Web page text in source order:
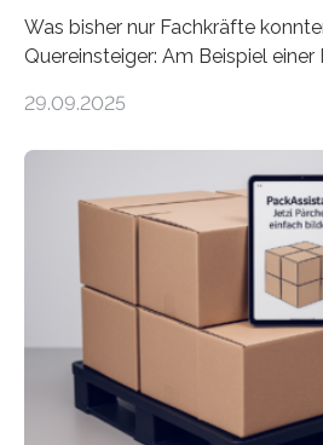
Was bisher nur Fachkräfte
Quereinsteiger: Am Beispiel
Mensch-Maschine-Schnittstelle
Die zugrunde liegende Methodik
anderen Maschinen übertragen.
umzurüsten ist ein Job für echte
Maschine faltet in Druckereien
Landkarten und vieles mehr –
Exemplare pro Stunde. Je nach
Auftrag kann das Umrüsten…
29.09.2025